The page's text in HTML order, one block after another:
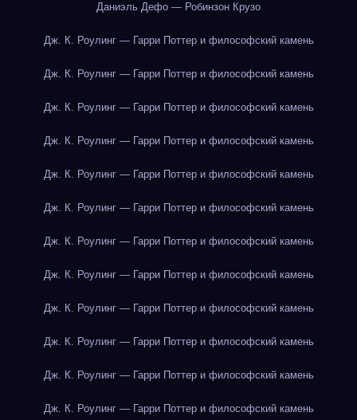
Даниэль Дефо — Робинзон Крузо
Дж. К. Роулинг — Гарри Поттер и философский камень
Дж. К. Роулинг — Гарри Поттер и философский камень
Дж. К. Роулинг — Гарри Поттер и философский камень
Дж. К. Роулинг — Гарри Поттер и философский камень
Дж. К. Роулинг — Гарри Поттер и философский камень
Дж. К. Роулинг — Гарри Поттер и философский камень
Дж. К. Роулинг — Гарри Поттер и философский камень
Дж. К. Роулинг — Гарри Поттер и философский камень
Дж. К. Роулинг — Гарри Поттер и философский камень
Дж. К. Роулинг — Гарри Поттер и философский камень
Дж. К. Роулинг — Гарри Поттер и философский камень
Дж. К. Роулинг — Гарри Поттер и философский камень